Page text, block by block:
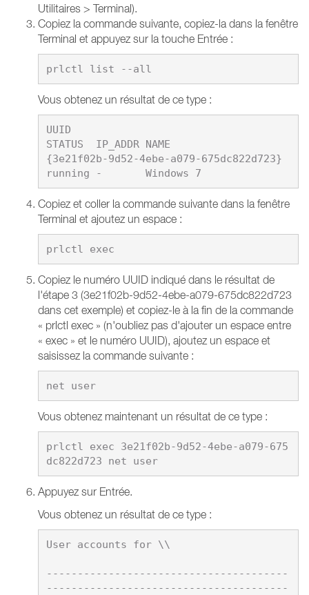
Utilitaires > Terminal).
Copiez la commande suivante, copiez-la dans la fenêtre
Terminal et appuyez sur la touche Entrée :
Vous obtenez un résultat de ce type :
UUID
STATUS  IP_ADDR NAME
{3e21f02b-9d52-4ebe-a079-675dc822d723}
Copiez et coller la commande suivante dans la fenêtre
Terminal et ajoutez un espace :
Copiez le numéro UUID indiqué dans le résultat de
l'étape 3 (3e21f02b-9d52-4ebe-a079-675dc822d723
dans cet exemple) et copiez-le à la fin de la commande
« prlctl exec » (n'oubliez pas d'ajouter un espace entre
« exec » et le numéro UUID), ajoutez un espace et
saisissez la commande suivante :
net user
Vous obtenez maintenant un résultat de ce type :
prlctl exec 3e21f02b-9d52-4ebe-a079-675
dc822d723 net user
Appuyez sur Entrée.
Vous obtenez un résultat de ce type :
User accounts for \\
---------------------------------------
---------------------------------------